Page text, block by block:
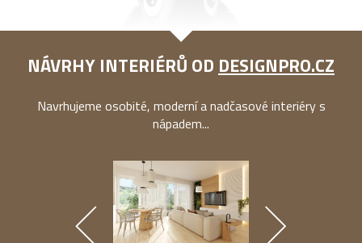
NÁVRHY INTERIÉRŮ OD DESIGNPRO.CZ
Navrhujeme osobité, moderní a nadčasové interiéry s
nápadem...